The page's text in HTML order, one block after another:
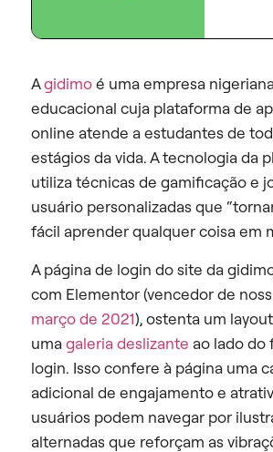
Agidimoé uma empresa
educacional cuja plataforma de
online atende a estudantes de
estágios da vida. A tecnologia da
utiliza técnicas de gamificação e
usuário personalizadas que
fácil aprender qualquer coisa em
A página de login do site da
com Elementor (vencedor de
março de 2021), ostenta um
umagaleria deslizante ao lado do
login. Isso confere à página uma
adicional de engajamento e
usuários podem navegar por
alternadas que reforçam as